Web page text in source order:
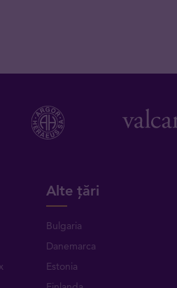
Alte țări
Bulgaria
Danemarca
Estonia